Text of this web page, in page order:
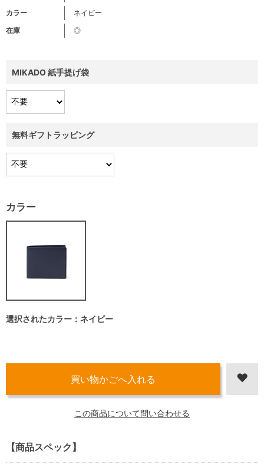
カラー
ネイビー
在庫
◎
MIKADO 紙手提げ袋
無料ギフトラッピング
カラー
選択されたカラー：ネイビー
この商品について問い合わせる
【商品スペック】